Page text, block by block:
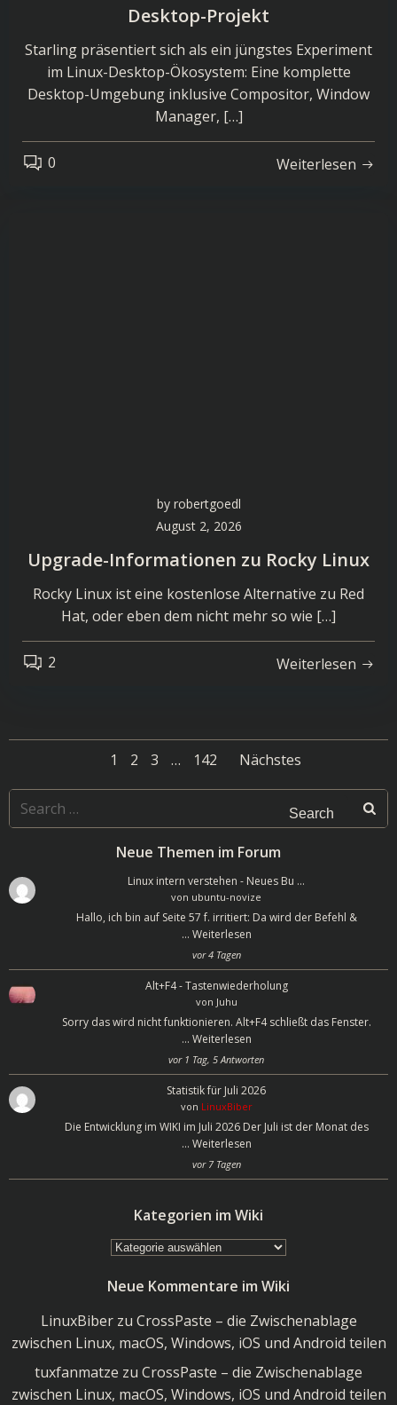
Desktop-Projekt
Starling präsentiert sich als ein jüngstes Experiment
im Linux-Desktop-Ökosystem: Eine komplette
Desktop-Umgebung inklusive Compositor, Window
Manager, […]
0 Weiterlesen
by robertgoedl
August 2, 2026
Upgrade-Informationen zu Rocky Linux
Rocky Linux ist eine kostenlose Alternative zu Red
Hat, oder eben dem nicht mehr so wie […]
2 Weiterlesen
Posts
Page
1 Page
2 Page
3 … Page
142
Posts
Nächstes
Search
for:
Neue Themen im Forum
Linux intern verstehen - Neues Bu …
von ubuntu-novize
Hallo, ich bin auf Seite 57 f. irritiert: Da wird der Befehl &
… Weiterlesen
vor 4 Tagen
Alt+F4 - Tastenwiederholung
von Juhu
Sorry das wird nicht funktionieren. Alt+F4 schließt das Fenster.
… Weiterlesen
vor 1 Tag, 5 Antworten
Statistik für Juli 2026
von LinuxBiber
Die Entwicklung im WIKI im Juli 2026 Der Juli ist der Monat des
… Weiterlesen
vor 7 Tagen
Kategorien im Wiki
Kategorien
Wiki
Neue Kommentare im Wiki
LinuxBiberzu CrossPaste – die Zwischenablage
zwischen Linux, macOS, Windows, iOS und Android teilen
tuxfanmatze zu CrossPaste – die Zwischenablage
zwischen Linux, macOS, Windows, iOS und Android teilen